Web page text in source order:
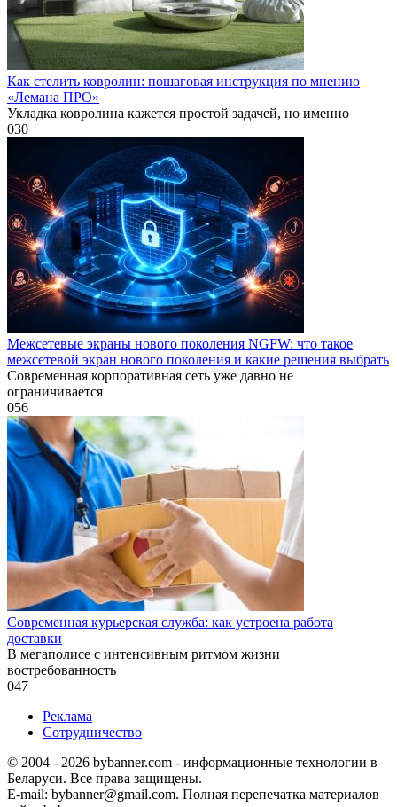
Как стелить ковролин: пошаговая инструкция по мнению
«Лемана ПРО»
Укладка ковролина кажется простой задачей, но именно
030
Межсетевые экраны нового поколения NGFW: что такое
межсетевой экран нового поколения и какие решения выбрать
Современная корпоративная сеть уже давно не
ограничивается
056
Современная курьерская служба: как устроена работа
доставки
В мегаполисе с интенсивным ритмом жизни
востребованность
047
Реклама
Сотрудничество
© 2004 - 2026 bybanner.com - информационные технологии в
Беларуси. Все права защищены.
E-mail: bybanner@gmail.com. Полная перепечатка материалов